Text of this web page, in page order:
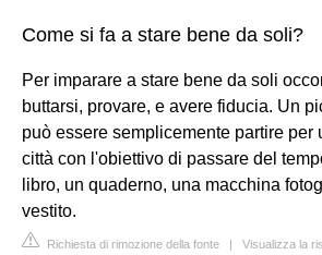
Come si fa a stare bene da soli?
Per imparare a stare bene da soli
buttarsi, provare, e avere fiducia. Un
può essere semplicemente partire per
città con l'obiettivo di passare del
libro, un quaderno, una macchina
vestito.
Richiesta di rimozione della fonte | Visualizza la